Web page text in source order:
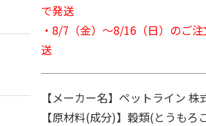
で発送
・8/7（金）～8/16（日）のご
送
【メーカー名】ペットライン 株
【原材料(成分)】穀類(とうもろ